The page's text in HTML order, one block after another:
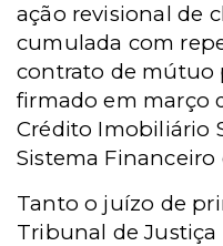
ação revisional de
cumulada com
contrato de mútuo
firmado em março
Crédito Imobiliário
Sistema Financeiro
Tanto o juízo de
Tribunal de